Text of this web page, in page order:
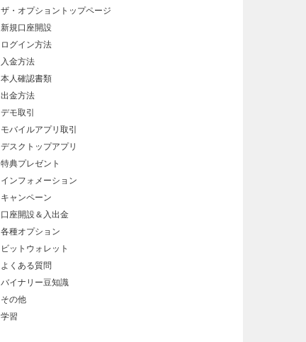
ザ・オプショントップページ
新規口座開設
ログイン方法
入金方法
本人確認書類
出金方法
デモ取引
モバイルアプリ取引
デスクトップアプリ
特典プレゼント
インフォメーション
キャンペーン
口座開設＆入出金
各種オプション
ビットウォレット
よくある質問
バイナリー豆知識
その他
学習